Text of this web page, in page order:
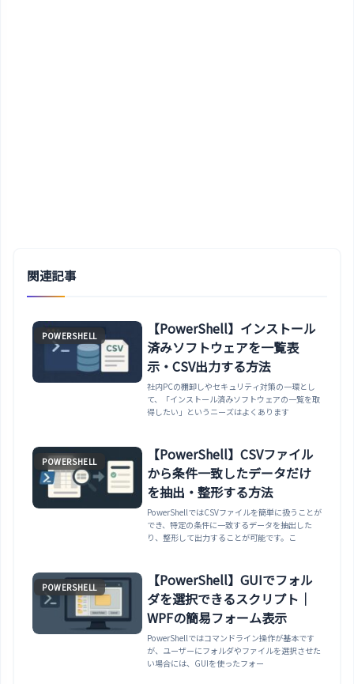
関連記事
POWERSHELL
【PowerShell】インストール
済みソフトウェアを一覧表
示・CSV出力する方法
社内PCの棚卸しやセキュリティ対策の一環とし
て、「インストール済みソフトウェアの一覧を取
得したい」というニーズはよくあります
POWERSHELL
【PowerShell】CSVファイル
から条件一致したデータだけ
を抽出・整形する方法
PowerShellではCSVファイルを簡単に扱うことが
でき、特定の条件に一致するデータを抽出した
り、整形して出力することが可能です。こ
POWERSHELL
【PowerShell】GUIでフォル
ダを選択できるスクリプト｜
WPFの簡易フォーム表示
PowerShellではコマンドライン操作が基本です
が、ユーザーにフォルダやファイルを選択させた
い場合には、GUIを使ったフォー